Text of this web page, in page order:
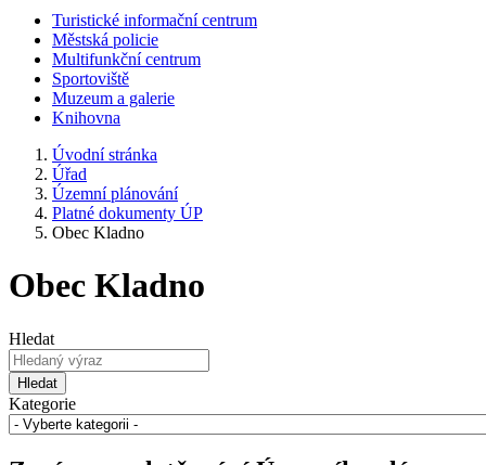
Turistické informační centrum
Městská policie
Multifunkční centrum
Sportoviště
Muzeum a galerie
Knihovna
Úvodní stránka
Úřad
Územní plánování
Platné dokumenty ÚP
Obec Kladno
Obec Kladno
Hledat
Hledat
Kategorie